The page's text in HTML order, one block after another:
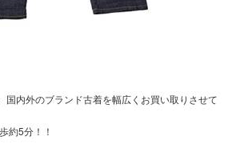
国内外のブランド古着を幅広くお買い取りさせて
約5分！！